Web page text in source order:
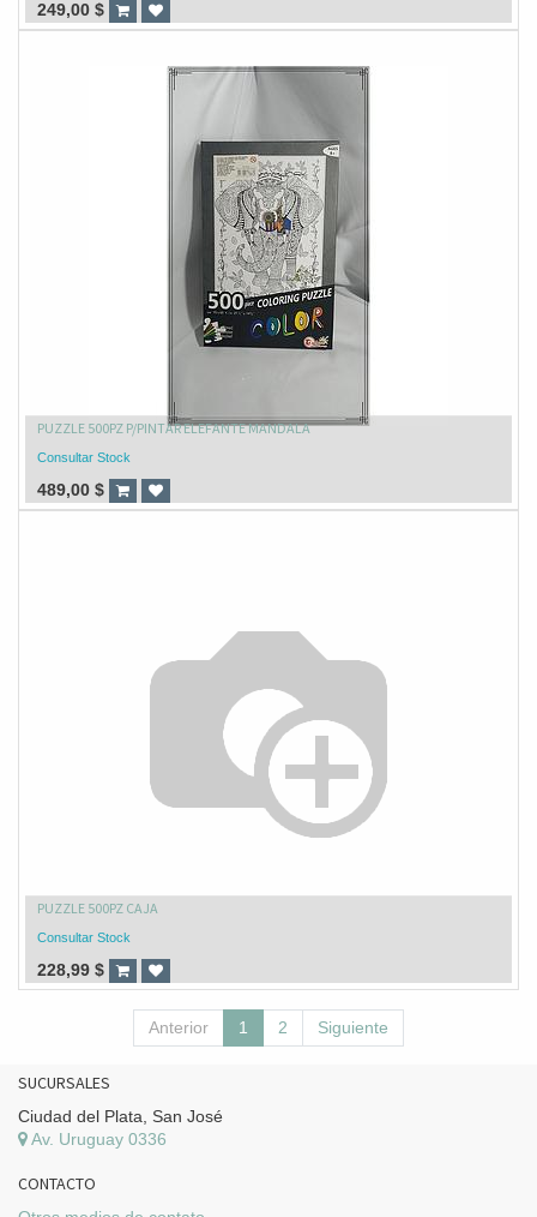
249,00 $
PUZZLE 500PZ P/PINTAR ELEFANTE MANDALA
Consultar Stock
489,00 $
PUZZLE 500PZ CAJA
Consultar Stock
228,99 $
Anterior 1 2 Siguiente
SUCURSALES
Ciudad del Plata, San José
Av. Uruguay 0336
CONTACTO